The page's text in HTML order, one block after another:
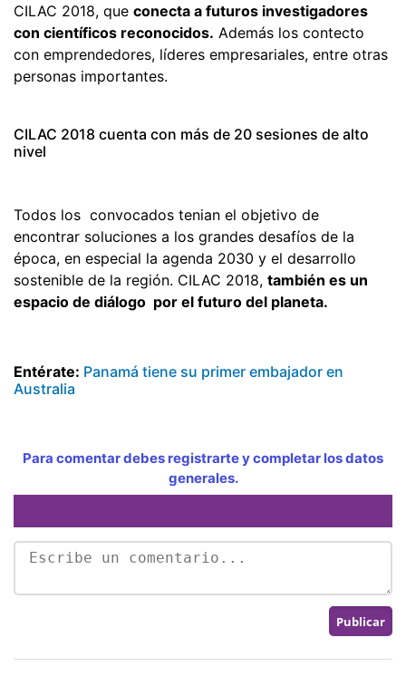
CILAC 2018, que conecta a futuros investigadores
con científicos reconocidos. Además los contecto
con emprendedores, líderes empresariales, entre otras
personas importantes.
CILAC 2018 cuenta con más de 20 sesiones de alto
nivel
Todos los convocados tenian el objetivo de
encontrar soluciones a los grandes desafíos de la
época, en especial la agenda 2030 y el desarrollo
sostenible de la región. CILAC 2018, también es un
espacio de diálogo por el futuro del planeta.
Entérate: Panamá tiene su primer embajador en
Australia
Para comentar debes registrarte y completar los datos
generales.